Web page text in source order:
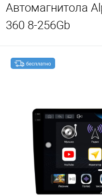
Автомагнитола
360 8-256Gb